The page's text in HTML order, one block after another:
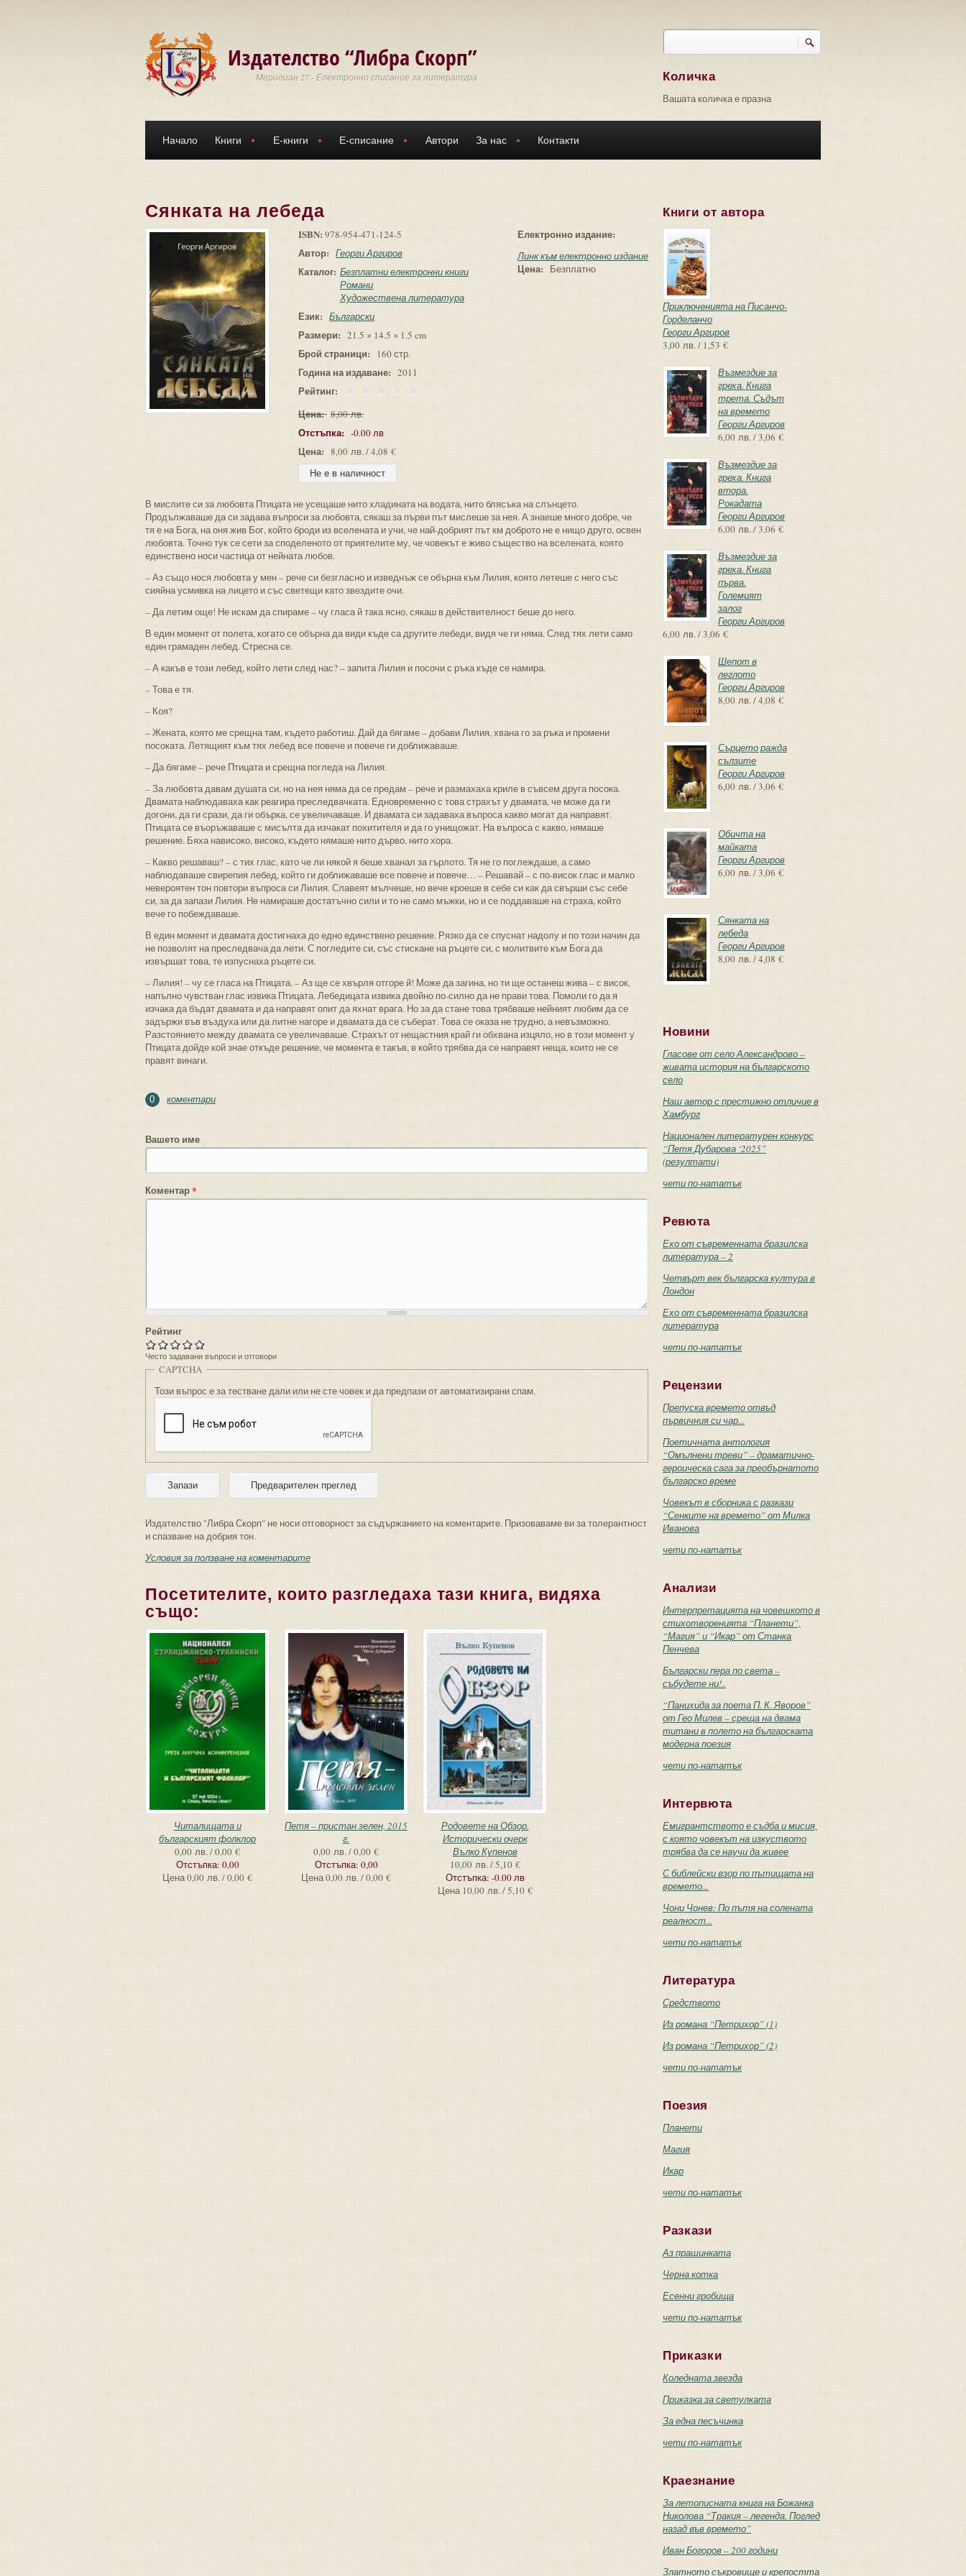
Издателство “Либра Скорп”
Меридиан 27 - Електронно списание за литература
Търси
Количка
Вашата количка е празна
Начало Книги Е-книги Е-списание Автори За нас Контакти
Сянката на лебеда
ISBN: 978-954-471-124-5
Автор: Георги Аргиров
Каталог: Безплатни електронни книги
Романи
Художествена литература
Език: Български
Размери: 21.5 × 14.5 × 1.5 cm
Брой страници: 160 стр.
Година на издаване: 2011
Рейтинг:
Цена: 8,00 лв.
Отстъпка: -0.00 лв
Цена: 8,00 лв. / 4,08 €
Електронно издание:
Линк към електронно издание
Цена: Безплатно
В мислите си за любовта Птицата не усещаше нито хладината на водата, нито блясъка на слънцето.
Продължаваше да си задава въпроси за любовта, сякаш за първи път мислеше за нея. А знаеше много добре, че
тя е на Бога, на оня жив Бог, който броди из вселената и учи, че най-добрият път км доброто не е нищо друго, освен
любовта. Точно тук се сети за споделеното от приятелите му, че човекът е живо същество на вселената, която
единствено носи частица от нейната любов.
– Аз също нося любовта у мен – рече си безгласно и изведнъж се обърна към Лилия, която летеше с него със
сияйна усмивка на лицето и със светещи като звездите очи.
– Да летим още! Не искам да спираме – чу гласа й така ясно, сякаш в действителност беше до него.
В един момент от полета, когато се обърна да види къде са другите лебеди, видя че ги няма. След тях лети само
един грамаден лебед. Стресна се.
– А какъв е този лебед, който лети след нас? – запита Лилия и посочи с ръка къде се намира.
– Това е тя.
– Коя?
– Жената, която ме срещна там, където работиш. Дай да бягаме – добави Лилия, хвана го за ръка и промени
посоката. Летящият към тях лебед все повече и повече ги доближаваше.
– Да бягаме – рече Птицата и срещна погледа на Лилия.
– За любовта давам душата си, но на нея няма да се предам – рече и размахаха криле в съвсем друга посока.
Двамата наблюдаваха как реагира преследвачката. Едновременно с това страхът у двамата, че може да ги
догони, да ги срази, да ги обърка, се увеличаваше. И двамата си задаваха въпроса какво могат да направят.
Птицата се въоръжаваше с мисълта да изчакат похитителя и да го унищожат. На въпроса с какво, нямаше
решение. Бяха нависоко, високо, където нямаше нито дърво, нито хора.
– Какво решаваш? – с тих глас, като че ли някой я беше хванал за гърлото. Тя не го поглеждаше, а само
наблюдаваше свирепия лебед, който ги доближаваше все повече и повече… – Решавай – с по-висок глас и малко
невероятен тон повтори въпроса си Лилия. Славеят мълчеше, но вече кроеше в себе си как да свърши със себе
си, за да запази Лилия. Не намираше достатъчно сили и то не само мъжки, но и се поддаваше на страха, който
вече го побеждаваше.
В един момент и двамата достигнаха до едно единствено решение. Рязко да се спуснат надолу и по този начин да
не позволят на преследвача да лети. С погледите си, със стискане на ръцете си, с молитвите към Бога да
извършат това, те изпуснаха ръцете си.
– Лилия! – чу се гласа на Птицата. – Аз ще се хвърля отгоре й! Може да загина, но ти ще останеш жива – с висок,
напълно чувстван глас извика Птицата. Лебедицата извика двойно по-силно да не прави това. Помоли го да я
изчака да бъдат двамата и да направят опит да яхнат врага. Но за да стане това трябваше нейният любим да се
задържи във въздуха или да литне нагоре и двамата да се съберат. Това се оказа не трудно, а невъзможно.
Разстоянието между двамата се увеличаваше. Страхът от нещастния край ги обхвана изцяло, но в този момент у
Птицата дойде кой знае откъде решение, че момента е такъв, в който трябва да се направят неща, които не се
правят винаги.
0 коментари
Вашето име
Коментар*
Рейтинг
Често задавани въпроси и отговори
CAPTCHA
Този въпрос е за тестване дали или не сте човек и да предпази от автоматизирани спам.
Издателство "Либра Скорп" не носи отговорност за съдържанието на коментарите. Призоваваме ви за толерантност
и спазване на добрия тон.
Условия за ползване на коментарите
Посетителите, които разгледаха тази книга, видяха
също:
Читалищата и
българският фолклор
0,00 лв. / 0,00 €
Отстъпка: 0,00
Цена0,00 лв. / 0,00 €
Петя – пристан зелен, 2015
г.
0,00 лв. / 0,00 €
Отстъпка: 0,00
Цена0,00 лв. / 0,00 €
Родовете на Обзор.
Исторически очерк
Вълко Купенов
10,00 лв. / 5,10 €
Отстъпка: -0.00 лв
Цена 10,00 лв. / 5,10 €
Книги от автора
Приключенията на Писанчо-
Горделанчо
Георги Аргиров
3,00 лв. / 1,53 €
Възмездие за
греха. Книга
трета. Съдът
на времето
Георги Аргиров
6,00 лв. / 3,06 €
Възмездие за
греха. Книга
втора.
Рокадата
Георги Аргиров
6,00 лв. / 3,06 €
Възмездие за
греха. Книга
първа.
Големият
залог
Георги Аргиров
6,00 лв. / 3,06 €
Шепот в
леглото
Георги Аргиров
8,00 лв. / 4,08 €
Сърцето ражда
сълзите
Георги Аргиров
6,00 лв. / 3,06 €
Обичта на
майката
Георги Аргиров
6,00 лв. / 3,06 €
Сянката на
лебеда
Георги Аргиров
8,00 лв. / 4,08 €
Новини
Гласове от село Александрово –
живата история на българското
село
Наш автор с престижно отличие в
Хамбург
Национален литературен конкурс
“Петя Дубарова ‘2025”
(резултати)
чети по-нататък
Ревюта
Ехо от съвременната бразилска
литература – 2
Четвърт век българска култура в
Лондон
Ехо от съвременната бразилска
литература
чети по-нататък
Рецензии
Препуска времето отвъд
първичния си чар...
Поетичната антология
“Омълнени треви” – драматично-
героическа сага за преобърнатото
българско време
Човекът в сборника с разкази
“Сенките на времето” от Милка
Иванова
чети по-нататък
Анализи
Интерпретацията на човешкото в
стихотворенията “Планети”,
“Магия” и “Икар” от Станка
Пенчева
Български пера по света –
събудете ни!..
“Панихида за поета П. К. Яворов”
от Гео Милев – среща на двама
титани в полето на българската
модерна поезия
чети по-нататък
Интервюта
Емигрантството е съдба и мисия,
с която човекът на изкуството
трябва да се научи да живее
С библейски взор по пътищата на
времето...
Чони Чонев: По пътя на солената
реалност...
чети по-нататък
Литература
Средството
Из романа “Петрихор” (1)
Из романа “Петрихор” (2)
чети по-нататък
Поезия
Планети
Магия
Икар
чети по-нататък
Разкази
Аз прашинката
Черна котка
Есенни гробища
чети по-нататък
Приказки
Коледната звезда
Приказка за светулката
За една песъчинка
чети по-нататък
Краезнание
За летописната книга на Божанка
Николова “Тракия – легенда. Поглед
назад във времето”
Иван Богоров – 200 години
Златното съкровище и крепостта